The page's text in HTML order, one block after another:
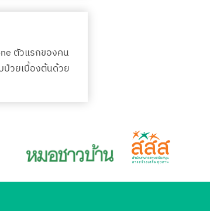
ตัวแรกของคน
ป่วยเบื้องต้นด้วย